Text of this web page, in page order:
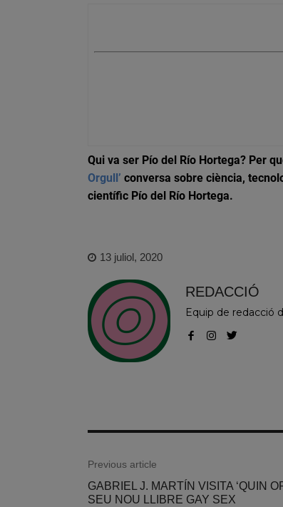
Qui va ser Pío del Río Hortega? Per
Orgull’ conversa sobre ciència,
científic Pío del Río Hortega.
13 juliol, 2020
REDACCIÓ
Equip de redacció
Previous article
GABRIEL J. MARTÍN VISITA ‘QUIN
SEU NOU LLIBRE GAY SEX